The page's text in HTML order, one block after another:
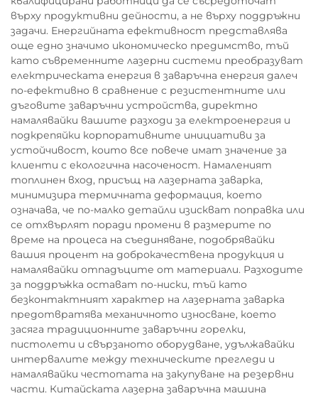
върху продуктивни дейности, а не върху поддръжни
задачи. Енергийната ефективност представлява
още едно значимо икономическо предимство, тъй
като съвременните лазерни системи преобразуват
електрическата енергия в заваръчна енергия далеч
по-ефективно в сравнение с резистентните или
дъговите заваръчни устройства, директно
намалявайки вашите разходи за електроенергия и
подкрепяйки корпоративните инициативи за
устойчивост, които все повече имат значение за
клиенти с екологична насоченост. Намаленият
топлинен вход, присъщ на лазерната заварка,
минимизира термичната деформация, което
означава, че по-малко детайли изискват поправка или
се отхвърлят поради промени в размерите по
време на процеса на съединяване, подобрявайки
вашия процент на доброкачествена продукция и
намалявайки отпадъците от материали. Разходите
за поддръжка остават по-ниски, тъй като
безконтактният характер на лазерната заварка
предотвратява механичното износване, което
засяга традиционните заваръчни горелки,
пистолети и свързаното оборудване, удължавайки
интервалите между техническите прегледи и
намалявайки честотата на закупуване на резервни
части. Китайската лазерна заваръчна машина